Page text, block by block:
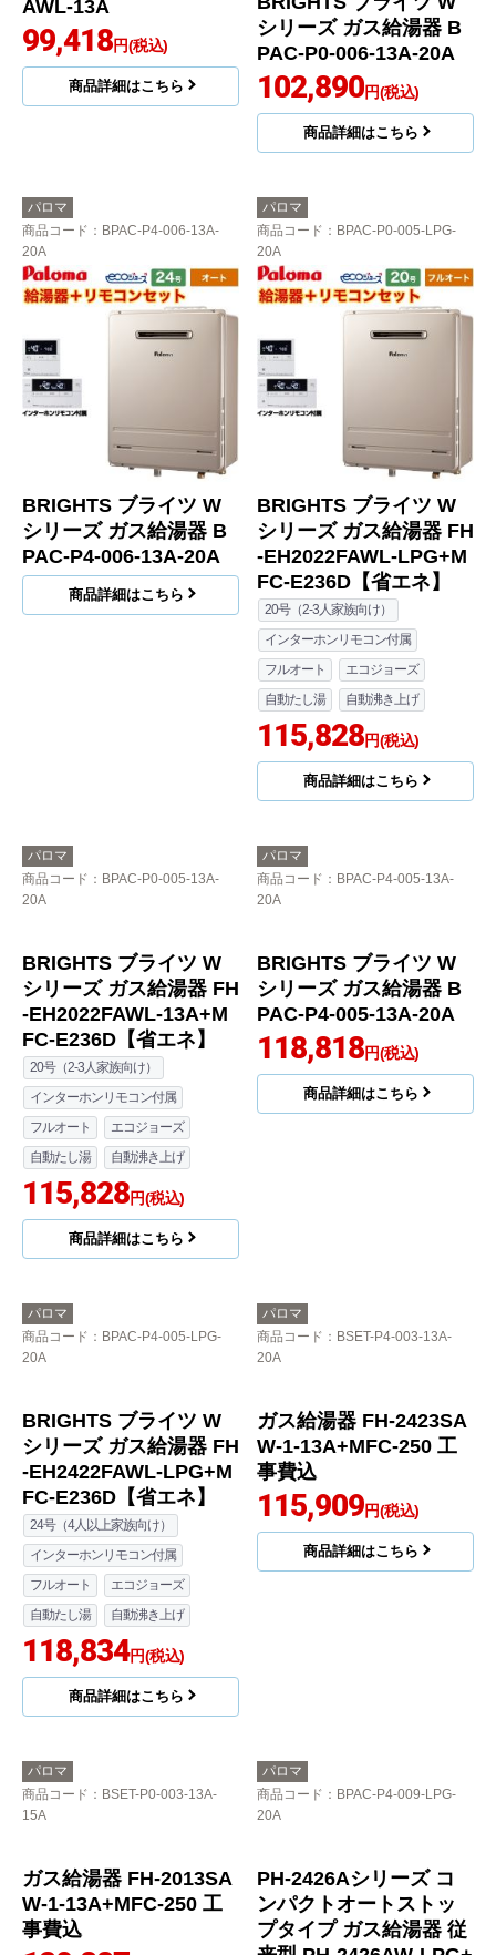
AWL-13A
99,418円(税込)
商品詳細はこちら
シリーズ ガス給湯器 B
PAC-P0-006-13A-20A
102,890円(税込)
商品詳細はこちら
パロマ
商品コード ：BPAC-P4-006-13A-
20A
BRIGHTS ブライツ W
シリーズ ガス給湯器 B
PAC-P4-006-13A-20A
商品詳細はこちら
パロマ
商品コード ：BPAC-P0-005-LPG-
20A
BRIGHTS ブライツ W
シリーズ ガス給湯器 FH
-EH2022FAWL-LPG+M
FC-E236D【省エネ】
20号（2-3人家族向け）
インターホンリモコン付属
フルオート
エコジョーズ
自動たし湯
自動沸き上げ
115,828円(税込)
商品詳細はこちら
パロマ
商品コード ：BPAC-P0-005-13A-
20A
BRIGHTS ブライツ W
シリーズ ガス給湯器 FH
-EH2022FAWL-13A+M
FC-E236D【省エネ】
20号（2-3人家族向け）
フルオート
自動たし湯
商品詳細はこちら
パロマ
商品コード ：BPAC-P4-005-13A-
20A
パロマ
商品コード：BPAC-P4-005-LPG-
20A
BRIGHTS ブライツ W
FC-E236D【省エネ】
24号（4人以上家族向け）
インターホンリモコン付属
パロマ
ガス給湯器 FH-2423SA
115,909 円(税込)
商品詳細はこちら